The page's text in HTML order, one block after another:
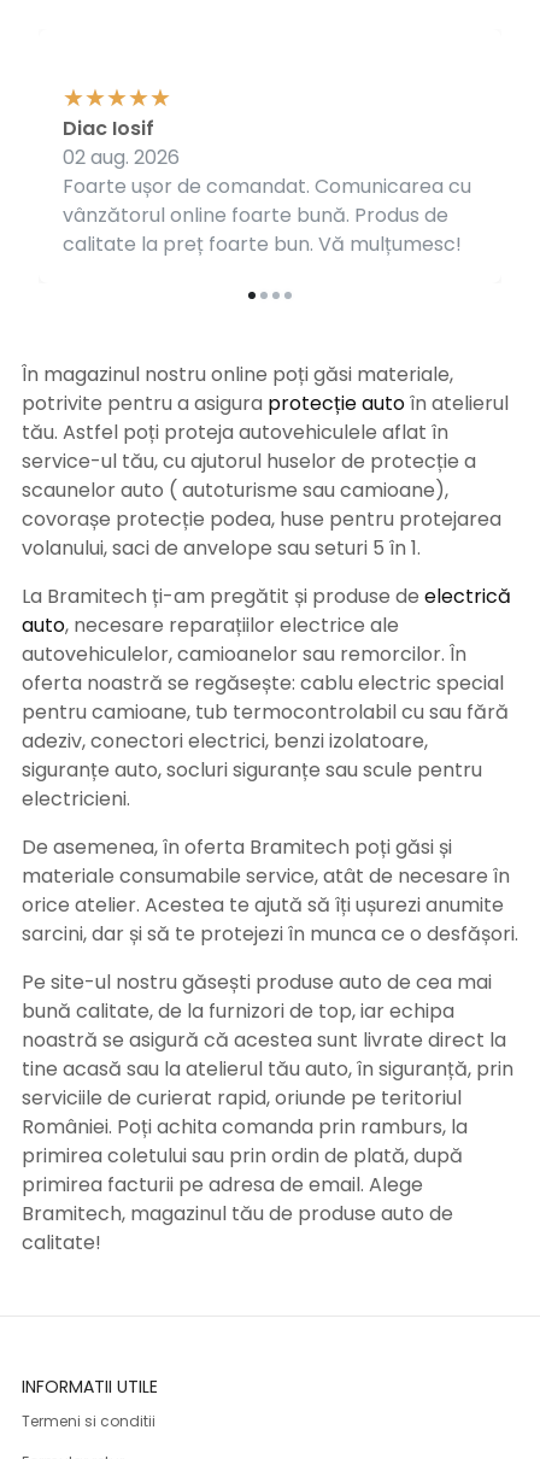
Foarte ușor de comandat. Comunicarea cu
vânzătorul online foarte bună. Produs de
calitate la preț foarte bun. Vă mulțumesc!
Diac Iosif
02 aug. 2026
În magazinul nostru online poți găsi materiale,
potrivite pentru a asigura protecție autoîn atelierul
tău. Astfel poți proteja autovehiculele aflat în
service-ul tău, cu ajutorul huselor de protecție a
scaunelor auto ( autoturisme sau camioane),
covorașe protecție podea, huse pentru protejarea
volanului, saci de anvelope sau seturi 5 în 1.
La Bramitech ți-am pregătit și produse de electrică
auto, necesare reparațiilor electrice ale
autovehiculelor, camioanelor sau remorcilor. În
oferta noastră se regăsește: cablu electric special
pentru camioane, tub termocontrolabil cu sau fără
adeziv, conectori electrici, benzi izolatoare,
siguranțe auto, socluri siguranțe sau scule pentru
electricieni.
De asemenea, în oferta Bramitech poți găsi și
materiale consumabile service, atât de necesare în
orice atelier. Acestea te ajută să îți ușurezi anumite
sarcini, dar și să te protejezi în munca ce o desfășori.
Pe site-ul nostru găsești produse auto de cea mai
bună calitate, de la furnizori de top, iar echipa
noastră se asigură că acestea sunt livrate direct la
tine acasă sau la atelierul tău auto, în siguranță, prin
serviciile de curierat rapid, oriunde pe teritoriul
României. Poți achita comanda prin ramburs, la
primirea coletului sau prin ordin de plată, după
primirea facturii pe adresa de email. Alege
Bramitech, magazinul tău de produse auto de
calitate!
INFORMATII UTILE
Termeni si conditii